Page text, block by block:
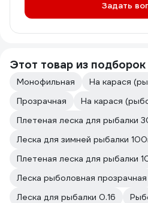
Задать
Этот товар из подборок
Монофильная
На карася
Прозрачная
На карася
Плетeная леска для рыбалки
Леска для зимней рыбалки
Плетeная леска для рыбалки
Леска рыболовная прозрачная
Леска для рыбалки 0.16